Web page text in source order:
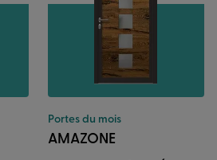
Portes du mois
AMAZONE